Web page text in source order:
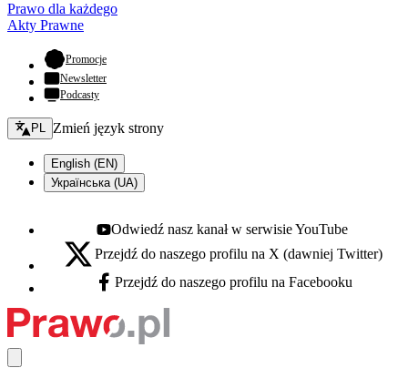
Prawo dla każdego
Akty Prawne
Promocje- otwiera się w nowej karcie
Newsletter
Podcasty
Zmień język - bieżący:
PL Zmień język strony
English (EN)
Українська (UA)
Youtube - otwiera się w nowej karcie
Odwiedź nasz kanał w serwisie YouTube
X - otwiera się w nowej karcie
Przejdź do naszego profilu na X (dawniej Twitter)
Facebook - otwiera się w nowej karcie
Przejdź do naszego profilu na Facebooku